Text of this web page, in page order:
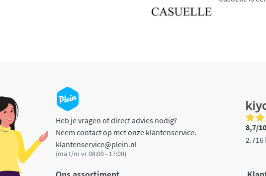
Heb je vragen of direct advies nodig?
Neem contact op met onze klantenservice.
klantenservice@plein.nl
(ma t/m vr 08:00 - 17:00)
8,7/10